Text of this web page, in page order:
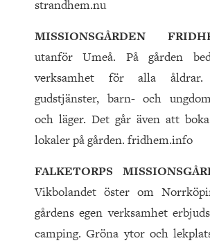
strandhem.nu
MISSIONSGÅRDEN
utanför Umeå. På gården
verksamhet för alla åldrar.
gudstjänster, barn- och
och läger. Det går även att
lokaler på gården. fridhem.info
FALKETORPS
Vikbolandet öster om
gårdens egen verksamhet
camping. Gröna ytor och